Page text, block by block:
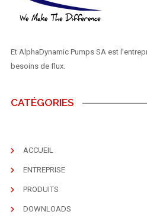
Et AlphaDynamic Pumps SA est
besoins de flux.
CATÉGORIES
ACCUEIL
ENTREPRISE
PRODUITS
DOWNLOADS